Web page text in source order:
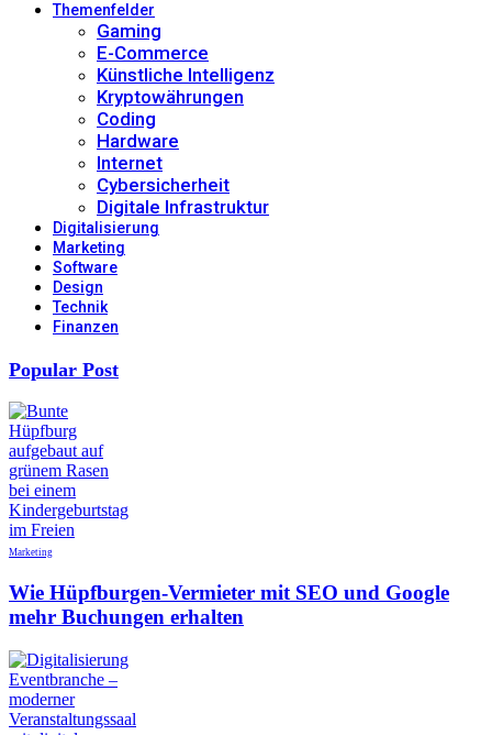
Themenfelder
Gaming
E-Commerce
Künstliche Intelligenz
Kryptowährungen
Coding
Hardware
Internet
Cybersicherheit
Digitale Infrastruktur
Digitalisierung
Marketing
Software
Design
Technik
Finanzen
Popular Post
Marketing
Wie Hüpfburgen-Vermieter mit SEO und Google
mehr Buchungen erhalten